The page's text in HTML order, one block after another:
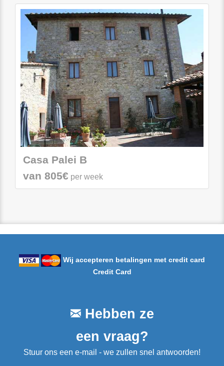
Casa Palei B
van 805€ per week
Wij accepteren betalingen met credit card
Credit Card
Hebben ze
een vraag?
Stuur ons een e-mail - we zullen snel antwoorden!